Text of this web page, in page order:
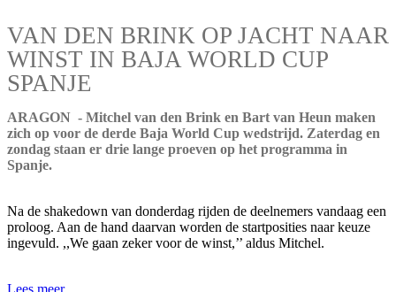
VAN DEN BRINK OP JACHT NAAR
WINST IN BAJA WORLD CUP
SPANJE
ARAGON - Mitchel van den Brink en Bart van Heun maken
zich op voor de derde Baja World Cup wedstrijd. Zaterdag en
zondag staan er drie lange proeven op het programma in
Spanje.
Na de shakedown van donderdag rijden de deelnemers vandaag een
proloog. Aan de hand daarvan worden de startposities naar keuze
ingevuld. ,,We gaan zeker voor de winst,’’ aldus Mitchel.
Lees meer